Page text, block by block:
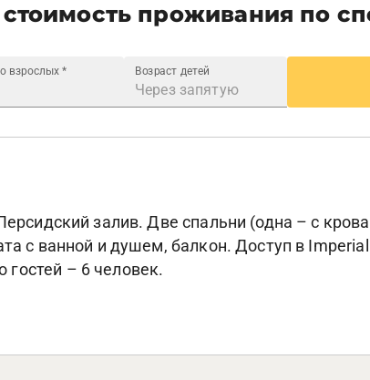
стоимость проживания по
взрослых * Возраст детей
залив. Две спальни (одна – с
с ванной и душем, балкон. Доступ в
– 6 человек.